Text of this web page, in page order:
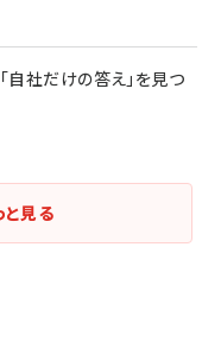
自社だけの答え」を見つ
と見る